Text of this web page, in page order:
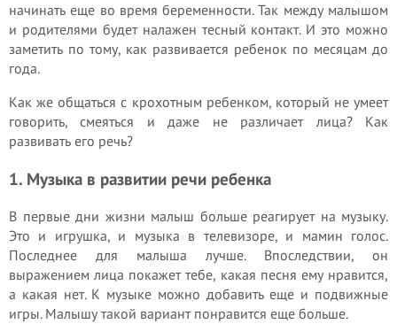
начинать еще во время беременности. Так между малышом
и родителями будет налажен тесный контакт. И это можно
заметить по тому, как развивается ребенок по месяцам до
года.
Как же общаться с крохотным ребенком, который не умеет
говорить, смеяться и даже не различает лица? Как
развивать его речь?
1. Музыка в развитии речи ребенка
В первые дни жизни малыш больше реагирует на музыку.
Это и игрушка, и музыка в телевизоре, и мамин голос.
Последнее для малыша лучше. Впоследствии, он
выражением лица покажет тебе, какая песня ему нравится,
а какая нет. К музыке можно добавить еще и подвижные
игры. Малышу такой вариант понравится еще больше.